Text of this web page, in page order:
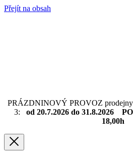
Přejít na obsah
PRÁZDNINOVÝ PROVOZ
3: od 20.7.2026 do 31.8.2026
18,00h